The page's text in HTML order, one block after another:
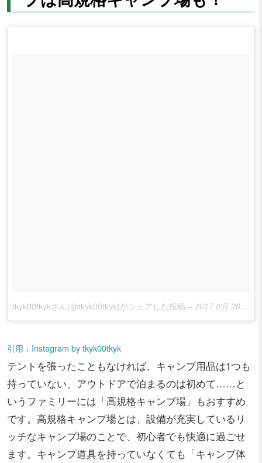
tkyk00tkykさん(@tkyk00tkyk)がシェアした投稿 – 2017 8月 20 2:30午前 PDT
引用：Instagram by tkyk00tkyk
テントを張ったこともなければ、キャンプ用品は1つも
持っていない、アウトドアで泊まるのは初めて……と
いうファミリーには「高規格キャンプ場」もおすすめ
です。高規格キャンプ場とは、設備が充実しているリ
ッチなキャンプ場のことで、初心者でも快適に過ごせ
ます。キャンプ道具を持っていなくても「キャンプ体